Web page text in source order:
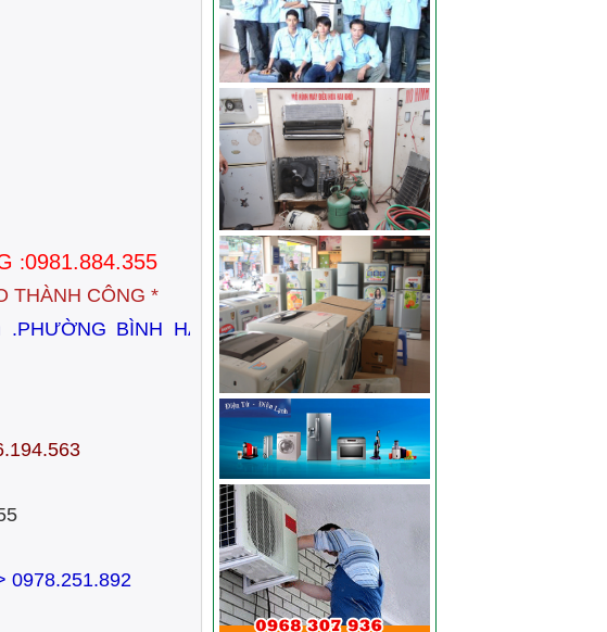
:0981.884.355
THÀNH CÔNG *
.PHƯỜNG BÌNH HÀN .TP Hải Dương
0978.251.892